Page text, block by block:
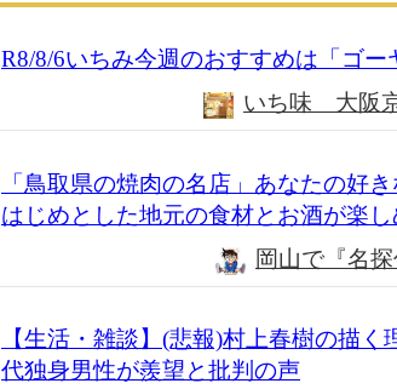
R8/8/6いちみ今週のおすすめは「ゴー
いち味 大阪
「鳥取県の焼肉の名店」あなたの好
はじめとした地元の食材とお酒が楽し
岡山で『名探
【生活・雑談】(悲報)村上春樹の描
代独身男性が羨望と批判の声